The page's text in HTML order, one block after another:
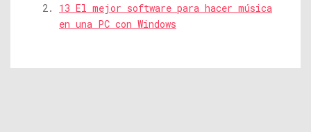
13 El mejor software para hacer música
en una PC con Windows